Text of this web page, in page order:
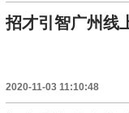
招才引智广州线
2020-11-03 11:10:48